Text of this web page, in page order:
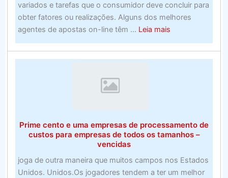
Unidor
variados e tarefas que o consumidor deve concluir para
obter fatores ou realizações. Alguns dos melhores
agentes de apostas on-line têm ... Leia maisabout
Alerta
de
Suporte
e
Prime cento e uma empresas de processamento de
custos para empresas de todos os tamanhos –
vencidas
joga de outra maneira que muitos campos nos Estados
Unidos. Unidos.Os jogadores tendem a ter um melhor